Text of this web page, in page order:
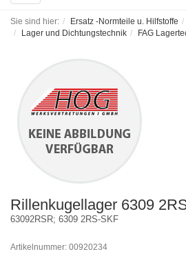
navigation
Sie sind hier: Ersatz -Normteile u. Hilfstoffe
Lager und Dichtungstechnik
FAG
Rillenkugellager 6309
63092RSR; 6309 2RS-SKF
Artikelnummer: 00920234